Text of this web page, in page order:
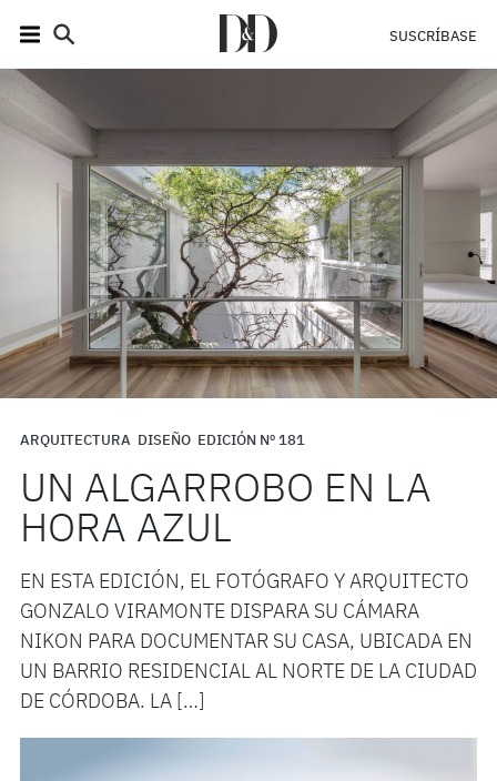
SUSCRÍBASE
ARQUITECTURA DISEÑO EDICIÓN Nº 181
UN ALGARROBO EN LA
HORA AZUL
EN ESTA EDICIÓN, EL FOTÓGRAFO Y ARQUITECTO
GONZALO VIRAMONTE DISPARA SU CÁMARA
NIKON PARA DOCUMENTAR SU CASA, UBICADA EN
UN BARRIO RESIDENCIAL AL NORTE DE LA CIUDAD
DE CÓRDOBA. LA […]